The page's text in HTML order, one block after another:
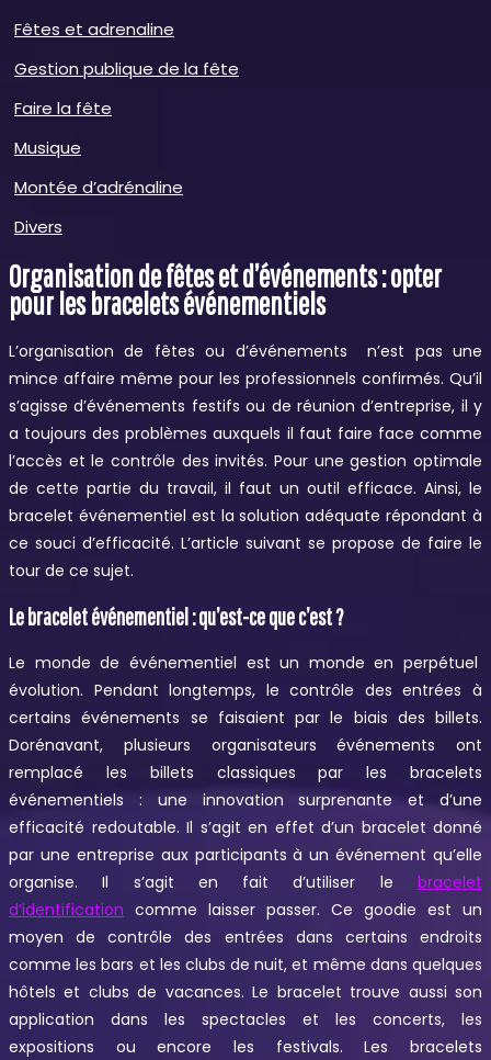
Fêtes et adrenaline
Gestion publique de la fête
Faire la fête
Musique
Montée d’adrénaline
Divers
Organisation de fêtes et d’événements : opter
pour les bracelets événementiels
L’organisation de fêtes ou d’événements n’est pas une
mince affaire même pour les professionnels confirmés. Qu’il
s’agisse d’événements festifs ou de réunion d’entreprise, il y
a toujours des problèmes auxquels il faut faire face comme
l’accès et le contrôle des invités. Pour une gestion optimale
de cette partie du travail, il faut un outil efficace. Ainsi, le
bracelet événementiel est la solution adéquate répondant à
ce souci d’efficacité. L’article suivant se propose de faire le
tour de ce sujet.
Le bracelet événementiel : qu’est-ce que c’est ?
Le monde de événementiel est un monde en perpétuel
évolution. Pendant longtemps, le contrôle des entrées à
certains événements se faisaient par le biais des billets.
Dorénavant, plusieurs organisateurs événements ont
remplacé les billets classiques par les bracelets
événementiels : une innovation surprenante et d’une
efficacité redoutable. Il s’agit en effet d’un bracelet donné
par une entreprise aux participants à un événement qu’elle
organise. Il s’agit en fait d’utiliser le bracelet
d’identification comme laisser passer. Ce goodie est un
moyen de contrôle des entrées dans certains endroits
comme les bars et les clubs de nuit, et même dans quelques
hôtels et clubs de vacances. Le bracelet trouve aussi son
application dans les spectacles et les concerts, les
expositions ou encore les festivals. Les bracelets